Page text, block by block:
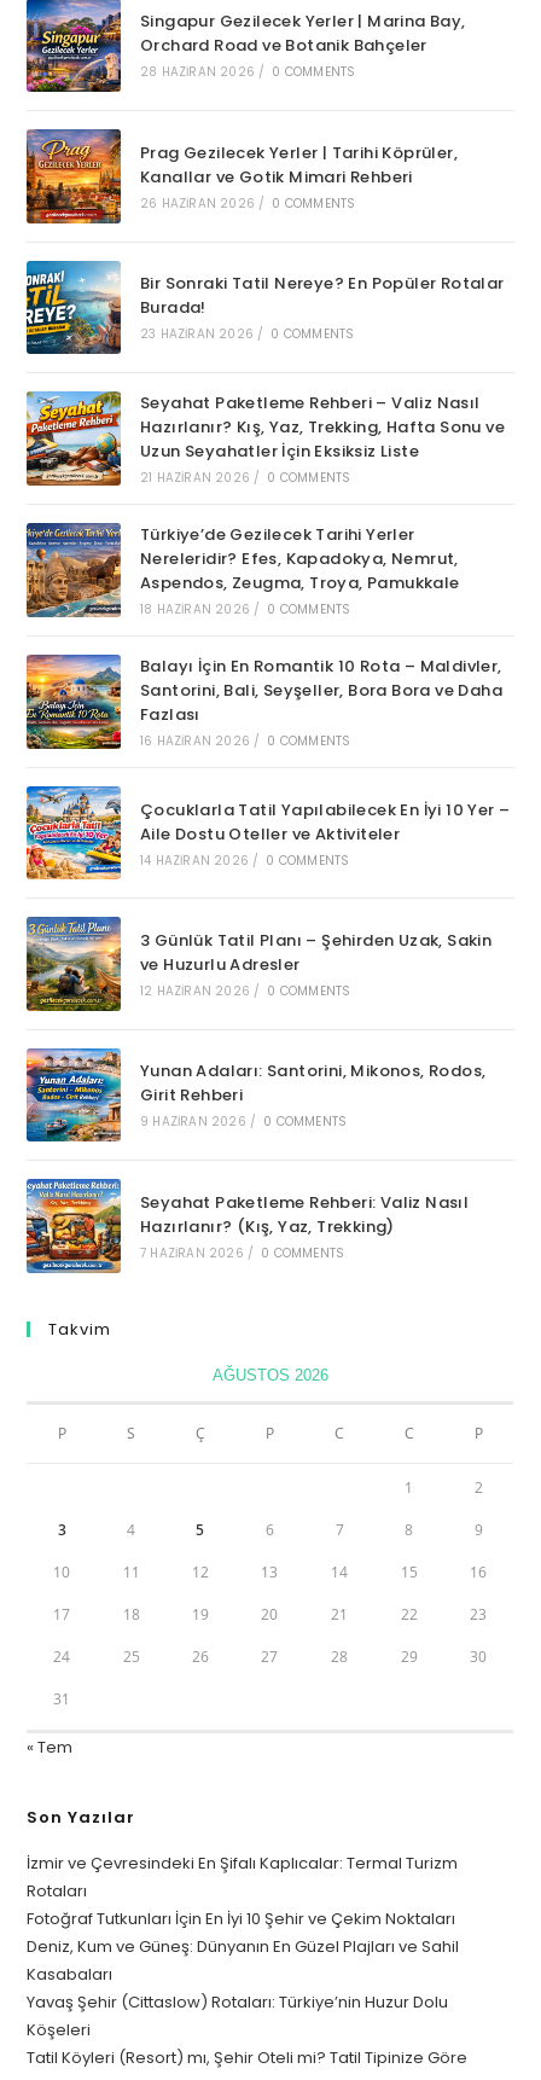
Singapur Gezilecek Yerler | Marina Bay,
Orchard Road ve Botanik Bahçeler
28 HAZIRAN 2026 / 0 COMMENTS
Prag Gezilecek Yerler | Tarihi Köprüler,
Kanallar ve Gotik Mimari Rehberi
26 HAZIRAN 2026 / 0 COMMENTS
Bir Sonraki Tatil Nereye? En Popüler Rotalar
Burada!
23 HAZIRAN 2026 / 0 COMMENTS
Seyahat Paketleme Rehberi – Valiz Nasıl
Hazırlanır? Kış, Yaz, Trekking, Hafta Sonu ve
Uzun Seyahatler İçin Eksiksiz Liste
21 HAZIRAN 2026 / 0 COMMENTS
Türkiye’de Gezilecek Tarihi Yerler
Nereleridir? Efes, Kapadokya, Nemrut,
Aspendos, Zeugma, Troya, Pamukkale
18 HAZIRAN 2026 / 0 COMMENTS
Balayı İçin En Romantik 10 Rota – Maldivler,
Santorini, Bali, Seyşeller, Bora Bora ve Daha
Fazlası
16 HAZIRAN 2026 / 0 COMMENTS
Çocuklarla Tatil Yapılabilecek En İyi 10 Yer –
Aile Dostu Oteller ve Aktiviteler
14 HAZIRAN 2026 / 0 COMMENTS
3 Günlük Tatil Planı – Şehirden Uzak, Sakin
ve Huzurlu Adresler
12 HAZIRAN 2026 / 0 COMMENTS
Yunan Adaları: Santorini, Mikonos, Rodos,
Girit Rehberi
9 HAZIRAN 2026 / 0 COMMENTS
Seyahat Paketleme Rehberi: Valiz Nasıl
Hazırlanır? (Kış, Yaz, Trekking)
7 HAZIRAN 2026 / 0 COMMENTS
Takvim
AĞUSTOS 2026
P S Ç P C C P
1 2
3 4 5 6 7 8 9
10 11 12 13 14 15 16
17 18 19 20 21 22 23
24 25 26 27 28 29 30
31
« Tem
Son Yazılar
İzmir ve Çevresindeki En Şifalı Kaplıcalar: Termal Turizm
Rotaları
Fotoğraf Tutkunları İçin En İyi 10 Şehir ve Çekim Noktaları
Deniz, Kum ve Güneş: Dünyanın En Güzel Plajları ve Sahil
Kasabaları
Yavaş Şehir (Cittaslow) Rotaları: Türkiye’nin Huzur Dolu
Köşeleri
Tatil Köyleri (Resort) mı, Şehir Oteli mi? Tatil Tipinize Göre